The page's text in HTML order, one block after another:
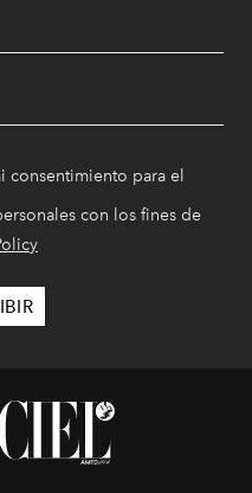
consentimiento para el
con los fines de